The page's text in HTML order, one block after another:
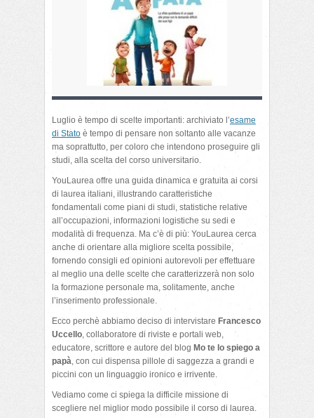
Luglio è tempo di scelte importanti: archiviato l’esame
di Stato è tempo di pensare non soltanto alle vacanze
ma soprattutto, per coloro che intendono proseguire gli
studi, alla scelta del corso universitario.
YouLaurea offre una guida dinamica e gratuita ai corsi
di laurea italiani, illustrando caratteristiche
fondamentali come piani di studi, statistiche relative
all’occupazioni, informazioni logistiche su sedi e
modalità di frequenza. Ma c’è di più: YouLaurea cerca
anche di orientare alla migliore scelta possibile,
fornendo consigli ed opinioni autorevoli per effettuare
al meglio una delle scelte che caratterizzerà non solo
la formazione personale ma, solitamente, anche
l’inserimento professionale.
Ecco perchè abbiamo deciso di intervistare Francesco
Uccello, collaboratore di riviste e portali web,
educatore, scrittore e autore del blog Mo te lo spiego a
papà, con cui dispensa pillole di saggezza a grandi e
piccini con un linguaggio ironico e irrivente.
Vediamo come ci spiega la difficile missione di
scegliere nel miglior modo possibile il corso di laurea.